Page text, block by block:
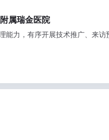
属瑞金医院
能力，有序开展技术推广、来访